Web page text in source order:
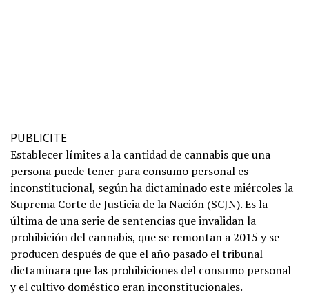
PUBLICITE
Establecer límites a la cantidad de cannabis que una
persona puede tener para consumo personal es
inconstitucional, según ha dictaminado este miércoles la
Suprema Corte de Justicia de la Nación (SCJN). Es la
última de una serie de sentencias que invalidan la
prohibición del cannabis, que se remontan a 2015 y se
producen después de que el año pasado el tribunal
dictaminara que las prohibiciones del consumo personal
y el cultivo doméstico eran inconstitucionales.